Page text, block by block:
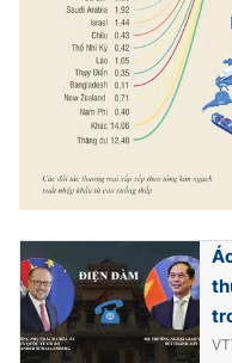
Photo
Video
VTV Money
VTV Sức khoẻ
Thị trường 24h